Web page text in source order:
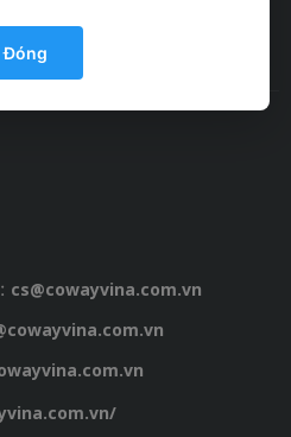
cs@cowayvina.com.vn
Đóng